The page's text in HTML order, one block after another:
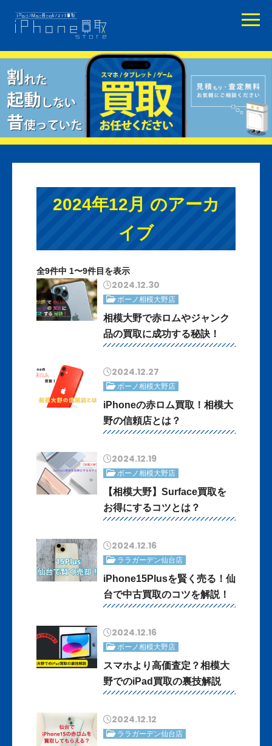
2024年12月 のアーカ
イブ
全9件中 1〜9件目を表示
2024.12.30
ボーノ相模大野店
相模大野で赤ロムやジャンク
品の買取に成功する秘訣！
2024.12.27
ボーノ相模大野店
iPhoneの赤ロム買取！相模大
野の信頼店とは？
2024.12.19
ボーノ相模大野店
【相模大野】Surface買取を
お得にするコツとは？
2024.12.16
ララガーデン仙台店
iPhone15Plusを賢く売る！仙
台で中古買取のコツを解説！
2024.12.16
ボーノ相模大野店
スマホより高価査定？相模大
野でのiPad買取の裏技解説
2024.12.12
ララガーデン仙台店